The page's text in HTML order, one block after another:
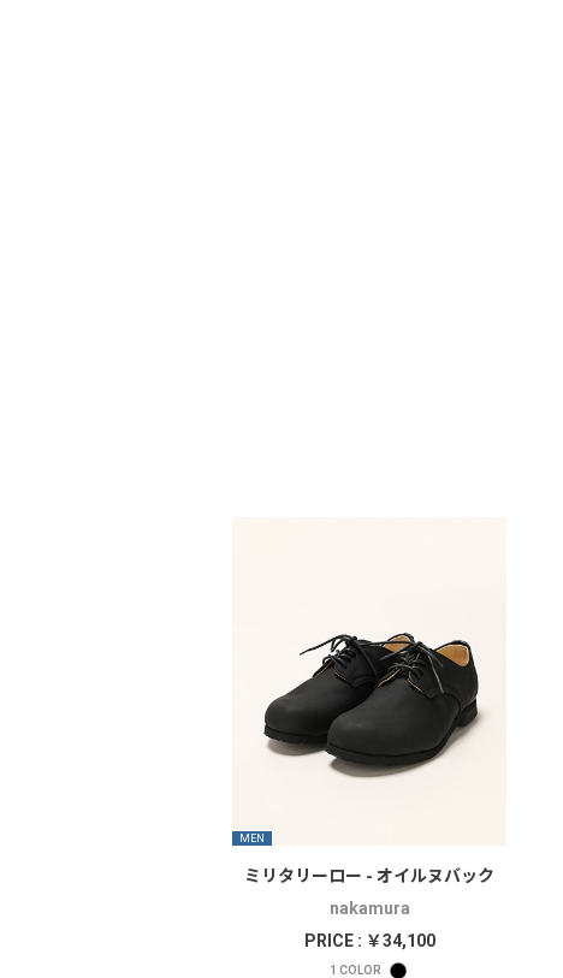
MEN
ミリタリーロー - オイルヌバック
nakamura
PRICE : ￥34,100
1 COLOR